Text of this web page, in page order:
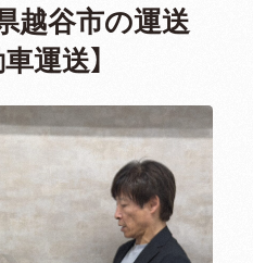
越谷市の運送
運送】